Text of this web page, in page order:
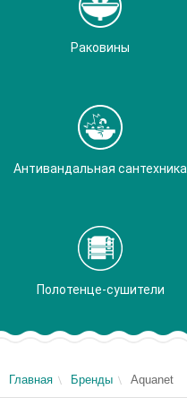
Раковины
Антивандальная сантехника
Полотенце-сушители
Главная Бренды Aquanet